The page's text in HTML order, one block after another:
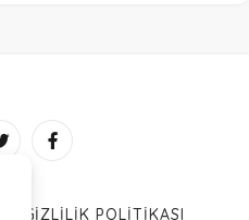
GIZLILIK POLITIKASI